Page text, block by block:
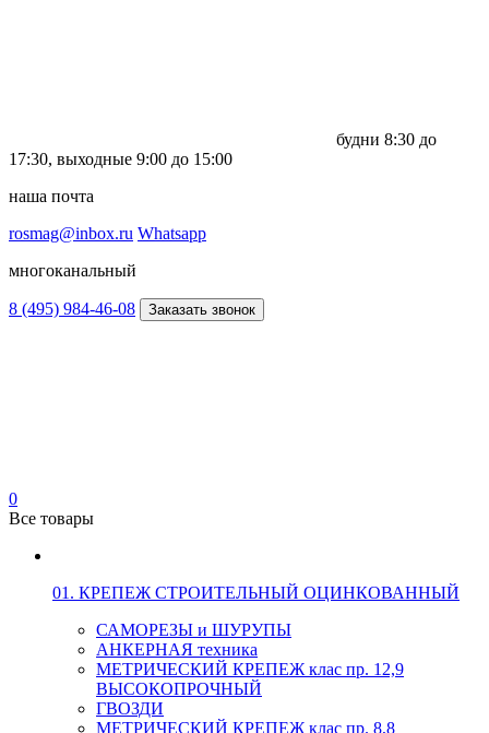
будни 8:30 до
17:30, выходные 9:00 до 15:00
наша почта
rosmag@inbox.ru Whatsapp
многоканальный
8 (495) 984-46-08 Заказать звонок
0
Все товары
01. КРЕПЕЖ СТРОИТЕЛЬНЫЙ ОЦИНКОВАННЫЙ
САМОРЕЗЫ и ШУРУПЫ
АНКЕРНАЯ техника
МЕТРИЧЕСКИЙ КРЕПЕЖ клас пр. 12,9
ВЫСОКОПРОЧНЫЙ
ГВОЗДИ
МЕТРИЧЕСКИЙ КРЕПЕЖ клас пр. 8,8